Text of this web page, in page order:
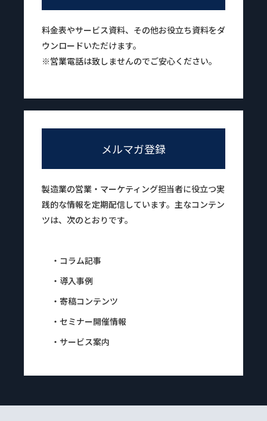
料金表やサービス資料、その他お役立ち資料をダ
ウンロードいただけます。
※営業電話は致しませんのでご安心ください。
メルマガ登録
製造業の営業・マーケティング担当者に役立つ実
践的な情報を定期配信しています。主なコンテン
ツは、次のとおりです。
・コラム記事
・導入事例
・寄稿コンテンツ
・セミナー開催情報
・サービス案内